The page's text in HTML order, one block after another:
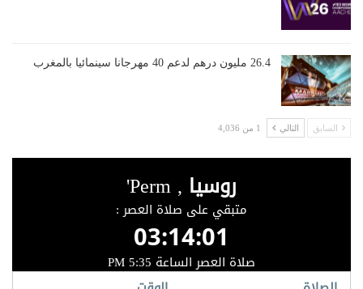
26.4 مليون درهم لدعم 40 مهرجانا سينمائيا بالمغرب
السابق التالي 1 من 4,036